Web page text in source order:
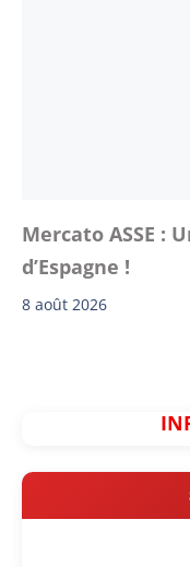
Mercato ASSE :
d’Espagne !
8 août 2026